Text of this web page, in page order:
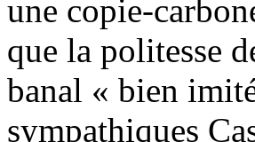
une copie-
que la politesse
banal « bien
sympathiques